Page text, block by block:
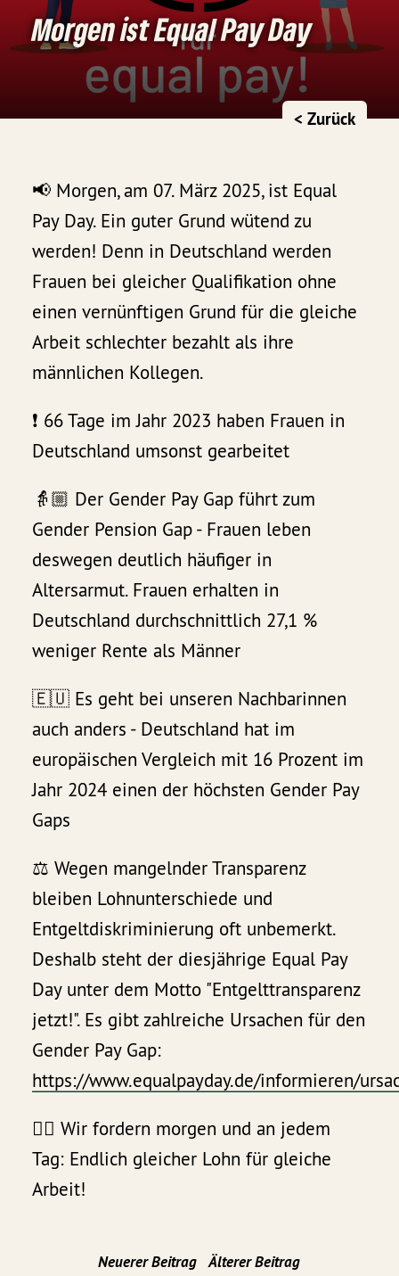
Morgen ist Equal Pay Day
< Zurück
📢 Morgen, am 07. März 2025, ist Equal
Pay Day. Ein guter Grund wütend zu
werden! Denn in Deutschland werden
Frauen bei gleicher Qualifikation ohne
einen vernünftigen Grund für die gleiche
Arbeit schlechter bezahlt als ihre
männlichen Kollegen.
❗ 66 Tage im Jahr 2023 haben Frauen in
Deutschland umsonst gearbeitet
👵🏼 Der Gender Pay Gap führt zum
Gender Pension Gap - Frauen leben
deswegen deutlich häufiger in
Altersarmut. Frauen erhalten in
Deutschland durchschnittlich 27,1 %
weniger Rente als Männer
🇪🇺 Es geht bei unseren Nachbarinnen
auch anders - Deutschland hat im
europäischen Vergleich mit 16 Prozent im
Jahr 2024 einen der höchsten Gender Pay
Gaps
⚖️ Wegen mangelnder Transparenz
bleiben Lohnunterschiede und
Entgeltdiskriminierung oft unbemerkt.
Deshalb steht der diesjährige Equal Pay
Day unter dem Motto "Entgelttransparenz
jetzt!". Es gibt zahlreiche Ursachen für den
Gender Pay Gap:
https://www.equalpayday.de/informieren/
✊🏽 Wir fordern morgen und an jedem
Tag: Endlich gleicher Lohn für gleiche
Arbeit!
Neuerer Beitrag Älterer Beitrag